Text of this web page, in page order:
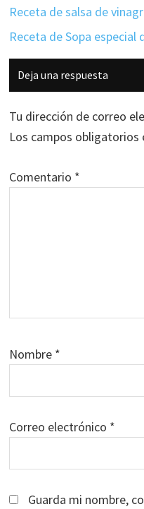
Receta de salsa de
Receta de Sopa especial
Interacciones
con
los
lectores
Deja una respuesta
Tu dirección de correo
Los campos obligatorios
Comentario *
Nombre *
Correo electrónico *
Guarda mi nombre,